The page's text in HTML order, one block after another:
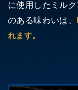
に使用したミル
のある味わいは、
れます。